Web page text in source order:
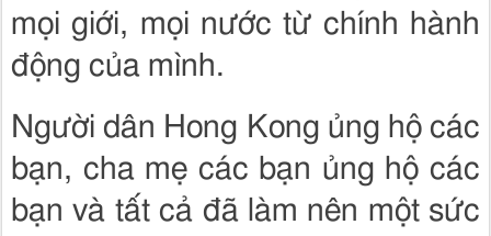
mọi giới, mọi nước từ chính hành
động của mình.
Người dân Hong Kong ủng hộ các
bạn, cha mẹ các bạn ủng hộ các
bạn và tất cả đã làm nên một sức